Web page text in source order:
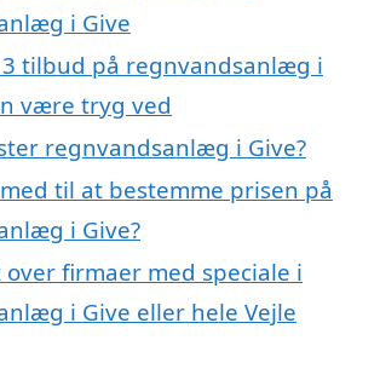
i Give
3 tilbud på regnvandsanlæg i
være tryg ved
regnvandsanlæg i Give?
til at bestemme prisen på
i Give?
firmaer med speciale i
i Give eller hele Vejle